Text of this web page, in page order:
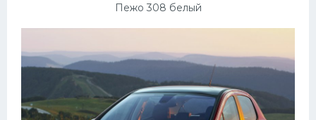
Пежо 308 белый